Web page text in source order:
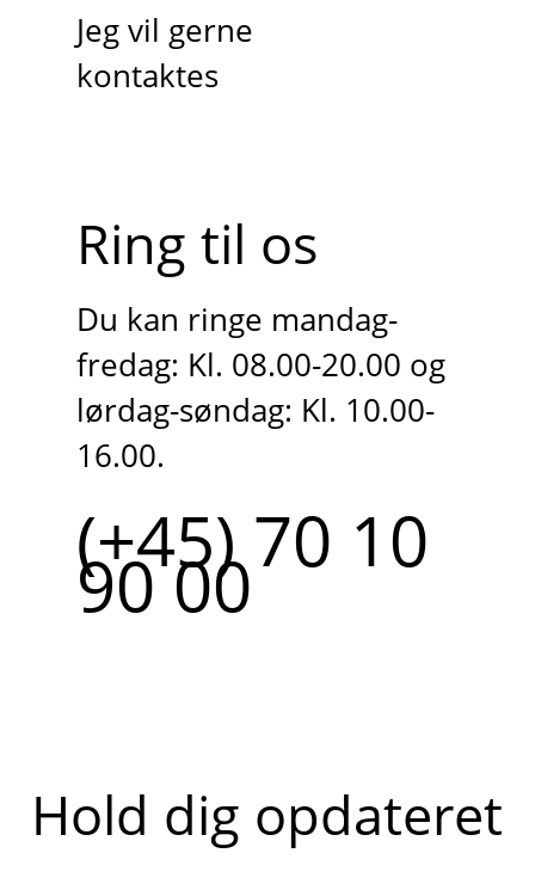
Jeg vil gerne
kontaktes
Ring til os
Du kan ringe mandag-
fredag: Kl. 08.00-20.00 og
lørdag-søndag: Kl. 10.00-
16.00.
(+45) 70 10
90 00
Hold dig opdateret